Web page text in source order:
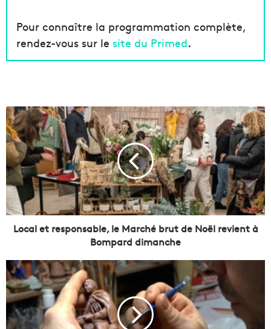
Pour connaître la programmation complète,
rendez-vous sur le site du Primed.
L
o
c
a
l
e
t
r
e
n
s
a
b
l
Local et responsable, le Marché brut de Noël revient à
Bompard dimanche
V
i
d
é
o